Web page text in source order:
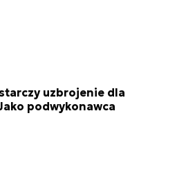
uzbrojenie dla
podwykonawca